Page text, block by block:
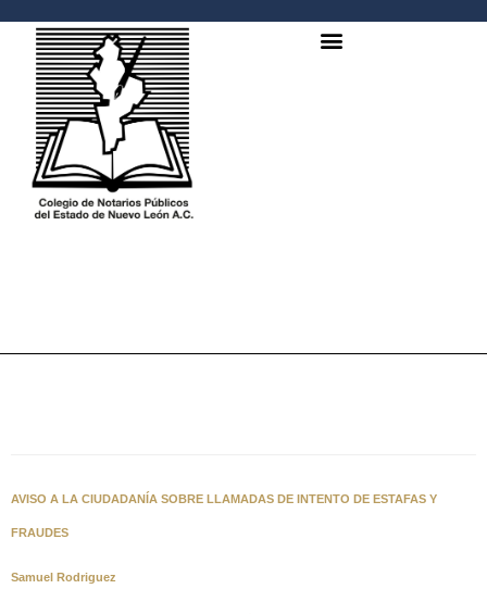
AVISO A LA CIUDADANÍA SOBRE LLAMADAS DE INTENTO DE ESTAFAS Y
FRAUDES
Samuel Rodriguez